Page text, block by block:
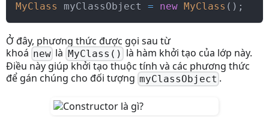
MyClass myClassObject = new MyClass ( ) ;
Ở đây, phương thức được gọi sau từ
khoá new là MyClass() là hàm khởi tạo của lớp này.
Điều này giúp khởi tạo thuộc tính và các phương thức
để gán chúng cho đối tượng myClassObject .